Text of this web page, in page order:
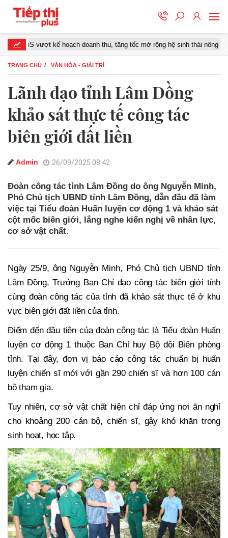
vượt kế hoạch doanh thu, tăng tốc mở rộng hệ sinh thái nông nghiệp –
TRANG CHỦ VĂN HÓA - GIẢI TRÍ
Lãnh đạo tỉnh Lâm Đồng
khảo sát thực tế công tác
biên giới đất liền
Admin 26/09/2025 08:42
Đoàn công tác tỉnh Lâm Đồng do ông Nguyễn Minh,
Phó Chủ tịch UBND tỉnh Lâm Đồng, dẫn đầu đã làm
việc tại Tiểu đoàn Huấn luyện cơ động 1 và khảo sát
cột mốc biên giới, lắng nghe kiến nghị về nhân lực,
cơ sở vật chất.
Ngày 25/9, ông Nguyễn Minh, Phó Chủ tịch UBND tỉnh
Lâm Đồng, Trưởng Ban Chỉ đạo công tác biên giới tỉnh
cùng đoàn công tác của tỉnh đã khảo sát thực tế ở khu
vực biên giới đất liền của tỉnh.
Điểm đến đầu tiên của đoàn công tác là Tiểu đoàn Huấn
luyện cơ động 1 thuộc Ban Chỉ huy Bộ đội Biên phòng
tỉnh. Tại đây, đơn vị báo cáo công tác chuẩn bị huấn
luyện chiến sĩ mới với gần 290 chiến sĩ và hơn 100 cán
bộ tham gia.
Tuy nhiên, cơ sở vật chất hiện chỉ đáp ứng nơi ăn nghỉ
cho khoảng 200 cán bộ, chiến sĩ, gây khó khăn trong
sinh hoạt, học tập.